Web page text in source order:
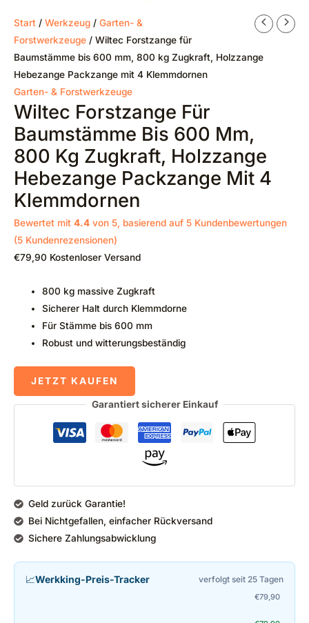
Start / Werkzeug / Garten- &
Forstwerkzeuge / Wiltec Forstzange für
Baumstämme bis 600 mm, 800 kg Zugkraft, Holzzange
Hebezange Packzange mit 4 Klemmdornen
Garten- & Forstwerkzeuge
Wiltec Forstzange Für
Baumstämme Bis 600 Mm,
800 Kg Zugkraft, Holzzange
Hebezange Packzange Mit 4
Klemmdornen
Bewertet mit 4.4 von 5, basierend auf 5 Kundenbewertungen
(5 Kundenrezensionen)
€79,90 Kostenloser Versand
800 kg massive Zugkraft
Sicherer Halt durch Klemmdorne
Für Stämme bis 600 mm
Robust und witterungsbeständig
JETZT KAUFEN
Garantiert sicherer Einkauf
Geld zurück Garantie!
Bei Nichtgefallen, einfacher Rückversand
Sichere Zahlungsabwicklung
📈Werkking-Preis-Tracker verfolgt seit 25 Tagen
€79,90